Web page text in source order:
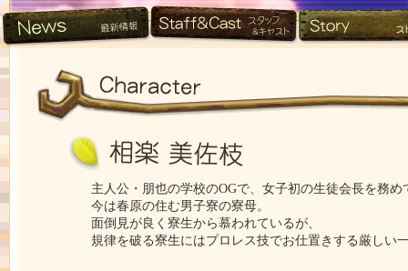
主人公・朋也の学校のOGで、女子初の生徒会長を務め
今は春原の住む男子寮の寮母。
面倒見が良く寮生から慕われているが、
規律を破る寮生にはプロレス技でお仕置きする厳しい